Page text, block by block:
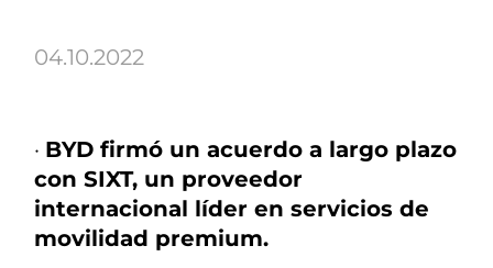
04.10.2022
· BYD firmó un acuerdo a largo plazo
con SIXT, un proveedor
internacional líder en servicios de
movilidad premium.